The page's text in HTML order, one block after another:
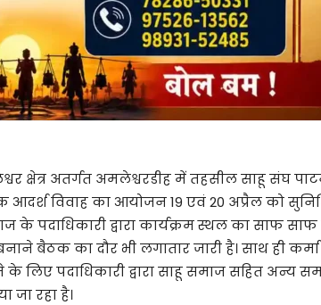
क्षेत्र अतर्गत अमलेश्वरडीह में तहसील साहू संघ
विवाह का आयोजन 19 एवं 20 अप्रैल को
के पदाधिकारी द्वारा कार्यक्रम स्थल का साफ
बैठक का दौर भी लगातार जारी है। साथ ही कर्मा
पदाधिकारी द्वारा साहू समाज सहित अन्य
जा रहा है।